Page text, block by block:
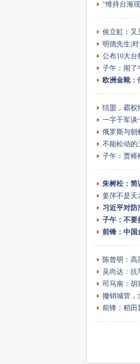
“维持台海
侯立虹：又
明德先生|
公布10大
子午：闹了
欧洲金靴：
结盟，霸权
一字千军谈
俄罗斯与朝
不能松动的
子午：贾樟
朱树松：简
姜萍不是天
习近平对防
子午：不要
前锋：中国
陈曾明：高
吴尚达：抗
司马南：胡
撤销城管，
前锋：稻田